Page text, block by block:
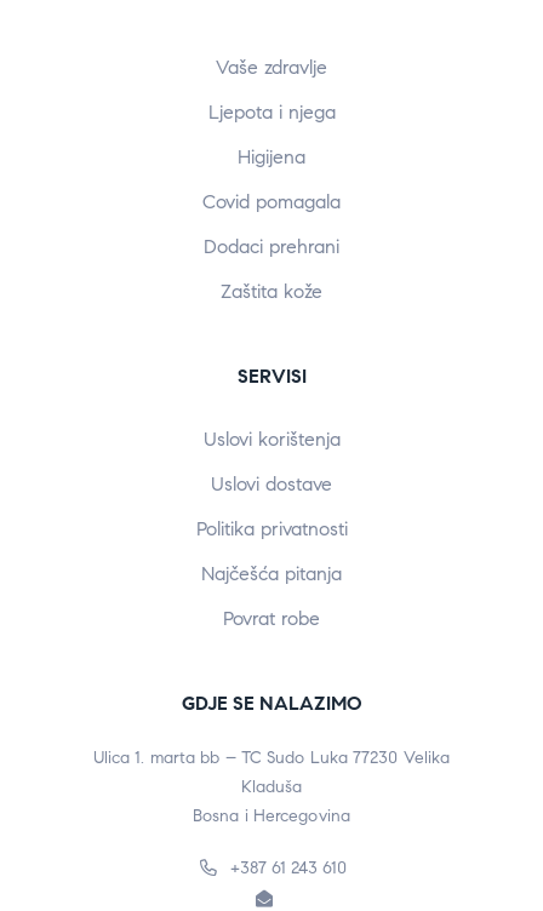
Vaše zdravlje
Ljepota i njega
Higijena
Covid pomagala
Dodaci prehrani
Zaštita kože
SERVISI
Uslovi korištenja
Uslovi dostave
Politika privatnosti
Najčešća pitanja
Povrat robe
GDJE SE NALAZIMO
Ulica 1. marta bb – TC Sudo Luka 77230 Velika
Kladuša
Bosna i Hercegovina
+387 61 243 610